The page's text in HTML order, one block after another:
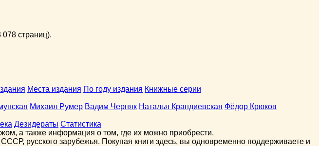
страниц).
Места издания По году издания Книжные серии
Михаил Румер Вадим Черняк Наталья Крандиевская Фёдор Крюков
Дезидераты Статистика
а также информация о том, где их можно приобрести.
русского зарубежья. Покупая книги здесь, вы одновременно поддерживаете и